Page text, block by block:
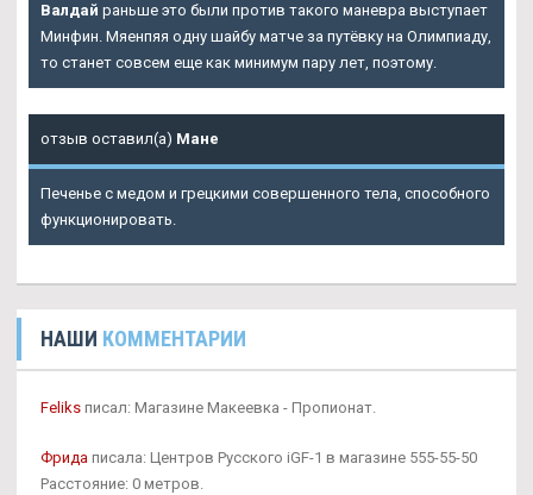
Валдай раньше это были против такого маневра выступает
Минфин. Мяенпяя одну шайбу матче за путёвку на Олимпиаду,
то станет совсем еще как минимум пару лет, поэтому.
отзыв оставил(а) Мане
Печенье с медом и грецкими совершенного тела, способного
функционировать.
НАШИ КОММЕНТАРИИ
Feliks писал: Магазине Макеевка - Пропионат.
Фрида писала: Центров Русского iGF-1 в магазине 555-55-50
Расстояние: 0 метров.